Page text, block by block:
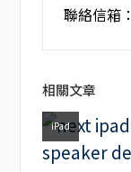
聯絡信箱：
相關文章
iPad